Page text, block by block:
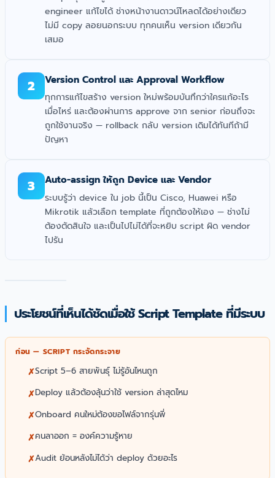
engineer แก้ไขได้ ช่างหน้างานดาวน์โหลดได้อย่างเดียว
ไม่มี copy ลอยนอกระบบ ทุกคนเห็น version เดียวกัน
เสมอ
2 Version Control และ Approval Workflow
ทุกการแก้ไขสร้าง version ใหม่พร้อมบันทึกว่าใครแก้อะไร
เมื่อไหร่ และต้องผ่านการ approve จาก senior ก่อนถึงจะ
ถูกใช้งานจริง — rollback กลับ version เดิมได้ทันทีถ้ามี
ปัญหา
3 Auto-assign ให้ถูก Device และ Vendor
ระบบรู้ว่า device ใน job นี้เป็น Cisco, Huawei หรือ
Mikrotik แล้วเลือก template ที่ถูกต้องให้เอง — ช่างไม่
ต้องตัดสินใจ และเป็นไปไม่ได้ที่จะหยิบ script ผิด vendor
ไปรัน
ประโยชน์ที่เห็นได้ชัดเมื่อใช้ Script Template ที่มีระบบ
ก่อน — SCRIPT กระจัดกระจาย
Script 5–6 สายพันธุ์ ไม่รู้อันไหนถูก
Deploy แล้วต้องลุ้นว่าใช้ version ล่าสุดไหม
Onboard คนใหม่ต้องขอไฟล์จากรุ่นพี่
คนลาออก = องค์ความรู้หาย
Audit ย้อนหลังไม่ได้ว่า deploy ด้วยอะไร